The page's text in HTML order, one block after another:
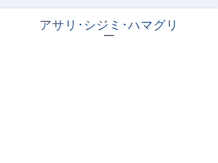
アサリ･シジミ･ハマグリ